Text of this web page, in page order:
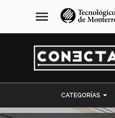
navegación
principal
menu
CATEGORÍAS